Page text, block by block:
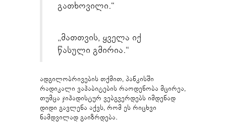
გათხოვილი.“
„მათთვის, ყველა იქ
წასული გმირია.“
ადგილობრივების თქმით, პანკისში
რადიკალი ვაჰაბიტების რაოდენობა მცირეა,
თუმცა ჯიჰადისტურ ვებგვერდებს იმდენად
დიდი გავლენა აქვს, რომ ეს რიცხვი
ნამდვილად გაიზრდება.